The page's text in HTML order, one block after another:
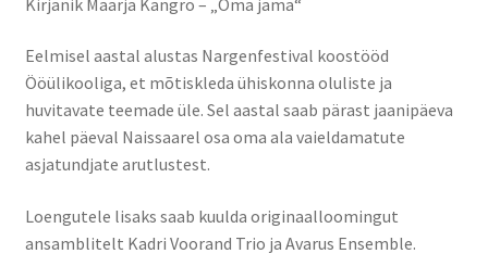
Kämping
Sadam
Naissaare sadama ajalugu
Navigatsiooni info
Eelmisel aastal alustas Nargenfestival koostööd
Ööülikooliga, et mõtiskleda ühiskonna oluliste ja
huvitavate teemade üle. Sel aastal saab pärast jaanipäeva
kahel päeval Naissaarel osa oma ala vaieldamatute
asjatundjate arutlustest.
Loengutele lisaks saab kuulda originaalloomingut
ansamblitelt Kadri Voorand Trio ja Avarus Ensemble.